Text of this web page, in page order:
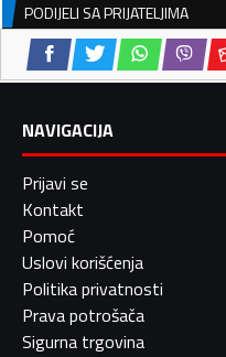
PODIJELI SA PRIJATELJIMA
NAVIGACIJA
Prijavi se
Kontakt
Pomoć
Uslovi korišćenja
Politika privatnosti
Prava potrošača
Sigurna trgovina